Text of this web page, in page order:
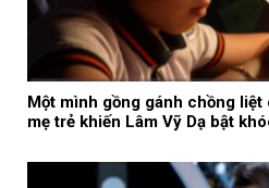
Một mình gồng gánh chồng
mẹ trẻ khiến Lâm Vỹ Dạ bật